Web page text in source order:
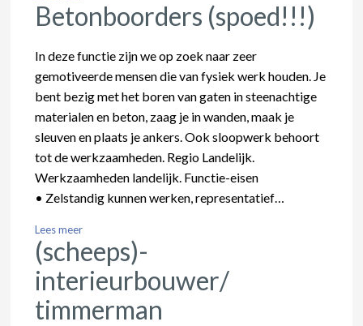
Betonboorders (spoed!!!)
In deze functie zijn we op zoek naar zeer
gemotiveerde mensen die van fysiek werk houden. Je
bent bezig met het boren van gaten in steenachtige
materialen en beton, zaag je in wanden, maak je
sleuven en plaats je ankers. Ook sloopwerk behoort
tot de werkzaamheden. Regio Landelijk.
Werkzaamheden landelijk. Functie-eisen
• Zelstandig kunnen werken, representatief…
Lees meer
(scheeps)-
interieurbouwer/
timmerman